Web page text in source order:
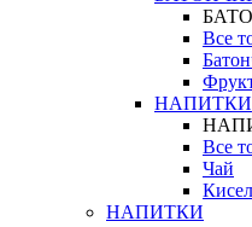
Все
НАПИТКИ
Все
Чай
НАПИТКИ